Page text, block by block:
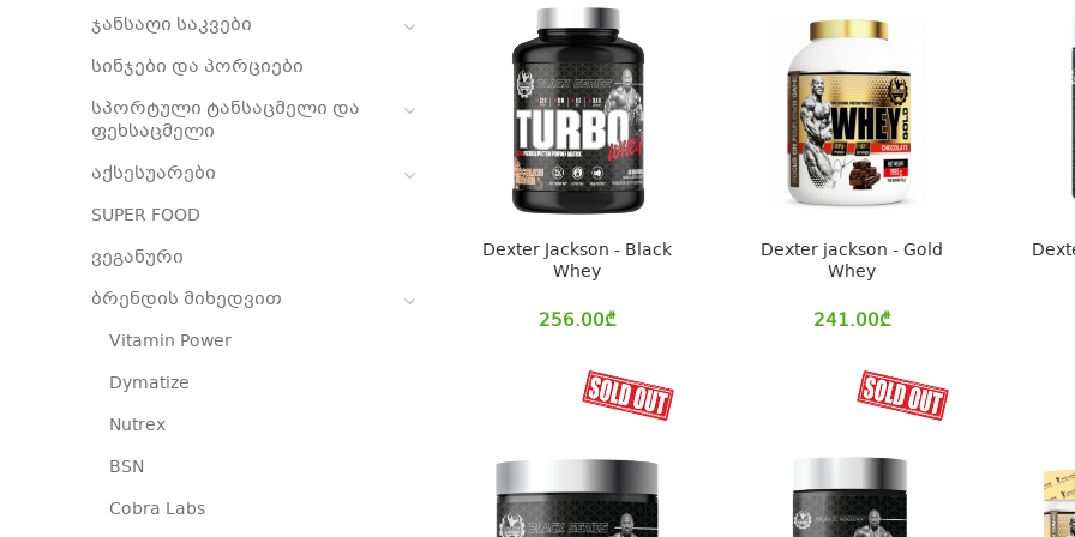
ჯანსაღი საკვები
სინჯები და პორციები
სპორტული ტანსაცმელი და
ფეხსაცმელი
აქსესუარები
SUPER FOOD
ვეგანური
ბრენდის მიხედვით
Vitamin Power
Dymatize
Nutrex
BSN
Cobra Labs
Dexter Jackson - Black
Whey
256.00₾
Dexter jackson - Gold
Whey
241.00₾